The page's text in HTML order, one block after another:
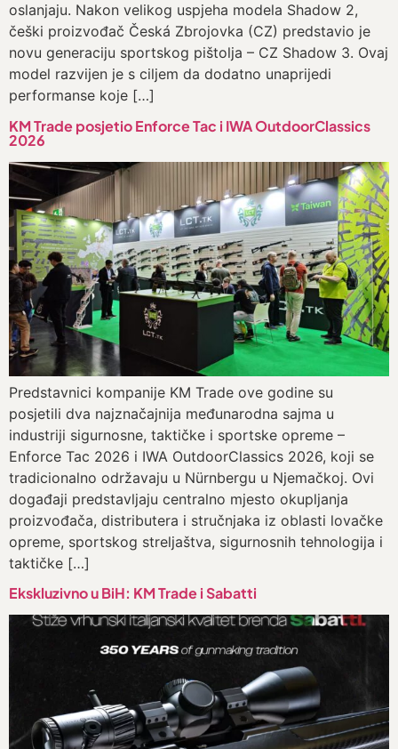
oslanjaju. Nakon velikog uspjeha modela Shadow 2,
češki proizvođač Česká Zbrojovka (CZ) predstavio je
novu generaciju sportskog pištolja – CZ Shadow 3. Ovaj
model razvijen je s ciljem da dodatno unaprijedi
performanse koje […]
KM Trade posjetio Enforce Tac i IWA OutdoorClassics
2026
Predstavnici kompanije KM Trade ove godine su
posjetili dva najznačajnija međunarodna sajma u
industriji sigurnosne, taktičke i sportske opreme –
Enforce Tac 2026 i IWA OutdoorClassics 2026, koji se
tradicionalno održavaju u Nürnbergu u Njemačkoj. Ovi
događaji predstavljaju centralno mjesto okupljanja
proizvođača, distributera i stručnjaka iz oblasti lovačke
opreme, sportskog streljaštva, sigurnosnih tehnologija i
taktičke […]
Ekskluzivno u BiH: KM Trade i Sabatti